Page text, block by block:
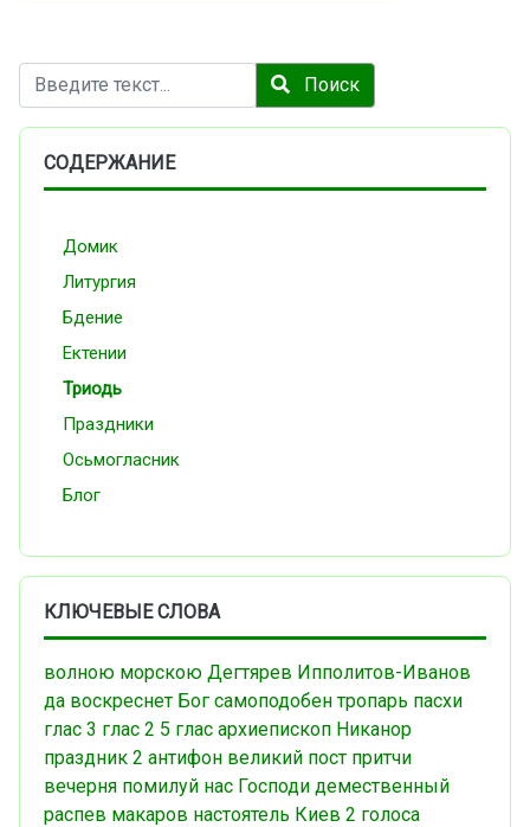
Поиск Поиск
СОДЕРЖАНИЕ
Домик
Литургия
Бдение
Ектении
Триодь
Праздники
Осьмогласник
Блог
КЛЮЧЕВЫЕ СЛОВА
волною морскою Дегтярев Ипполитов-Иванов
да воскреснет Бог самоподобен тропарь пасхи
глас 3 глас 2 5 глас архиепископ Никанор
праздник 2 антифон великий пост притчи
вечерня помилуй нас Господи демественный
распев макаров настоятель Киев 2 голоса